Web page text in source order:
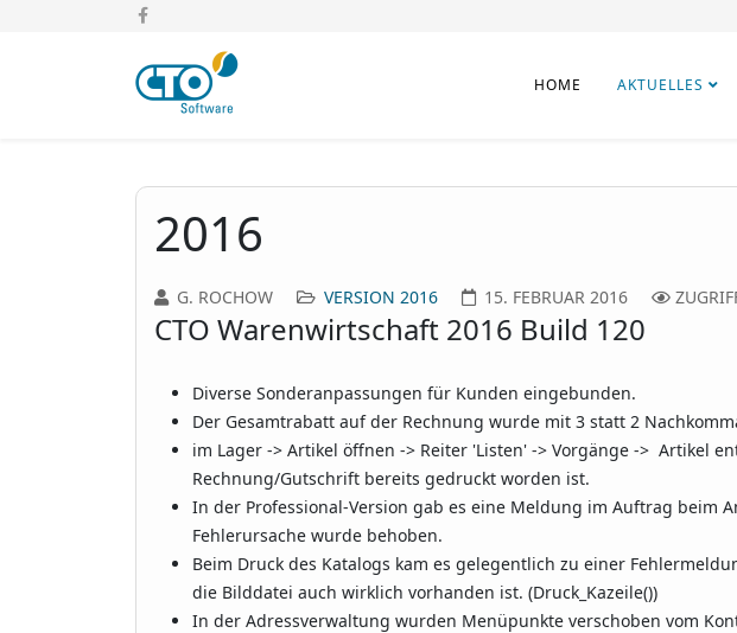
HOME AKTUELLES
2016
G. ROCHOW VERSION 2016 15. FEBRUAR 2016
CTO Warenwirtschaft 2016 Build 120
Diverse Sonderanpassungen für Kunden eingebunden.
Der Gesamtrabatt auf der Rechnung wurde mit 3 statt 2
im Lager -> Artikel öffnen -> Reiter 'Listen' -> Vorgänge -> Artikel
Rechnung/Gutschrift bereits gedruckt worden ist.
In der Professional-Version gab es eine Meldung im Auftrag beim
Fehlerursache wurde behoben.
Beim Druck des Katalogs kam es gelegentlich zu einer
die Bilddatei auch wirklich vorhanden ist. (Druck_Kazeile())
In der Adressverwaltung wurden Menüpunkte verschoben vom